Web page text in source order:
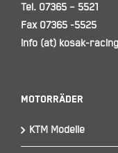
Tel. 07365 – 5521
Fax 07365 -5525
info (at) kosak-
Motorräder
KTM Modelle